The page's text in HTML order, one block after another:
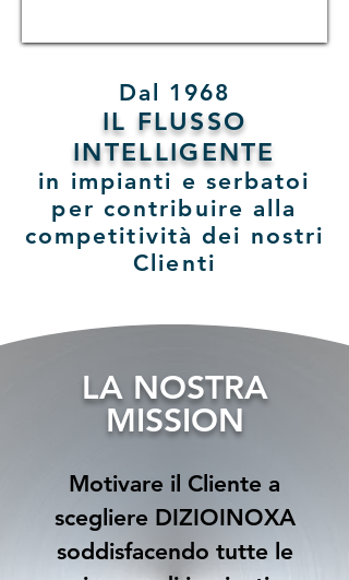
Dal 1968
IL FLUSSO
INTELLIGENTE
in impianti e serbatoi
per contribuire alla
competitività dei nostri
Clienti
LA NOSTRA
MISSION
Motivare il Cliente a
scegliere DIZIOINOXA
soddisfacendo tutte le